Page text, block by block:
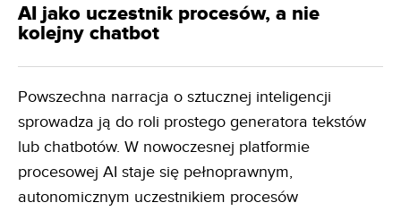
AI jako uczestnik procesów, a nie
kolejny chatbot
Powszechna narracja o sztucznej inteligencji
sprowadza ją do roli prostego generatora tekstów
lub chatbotów. W nowoczesnej platformie
procesowej AI staje się pełnoprawnym,
autonomicznym uczestnikiem procesów